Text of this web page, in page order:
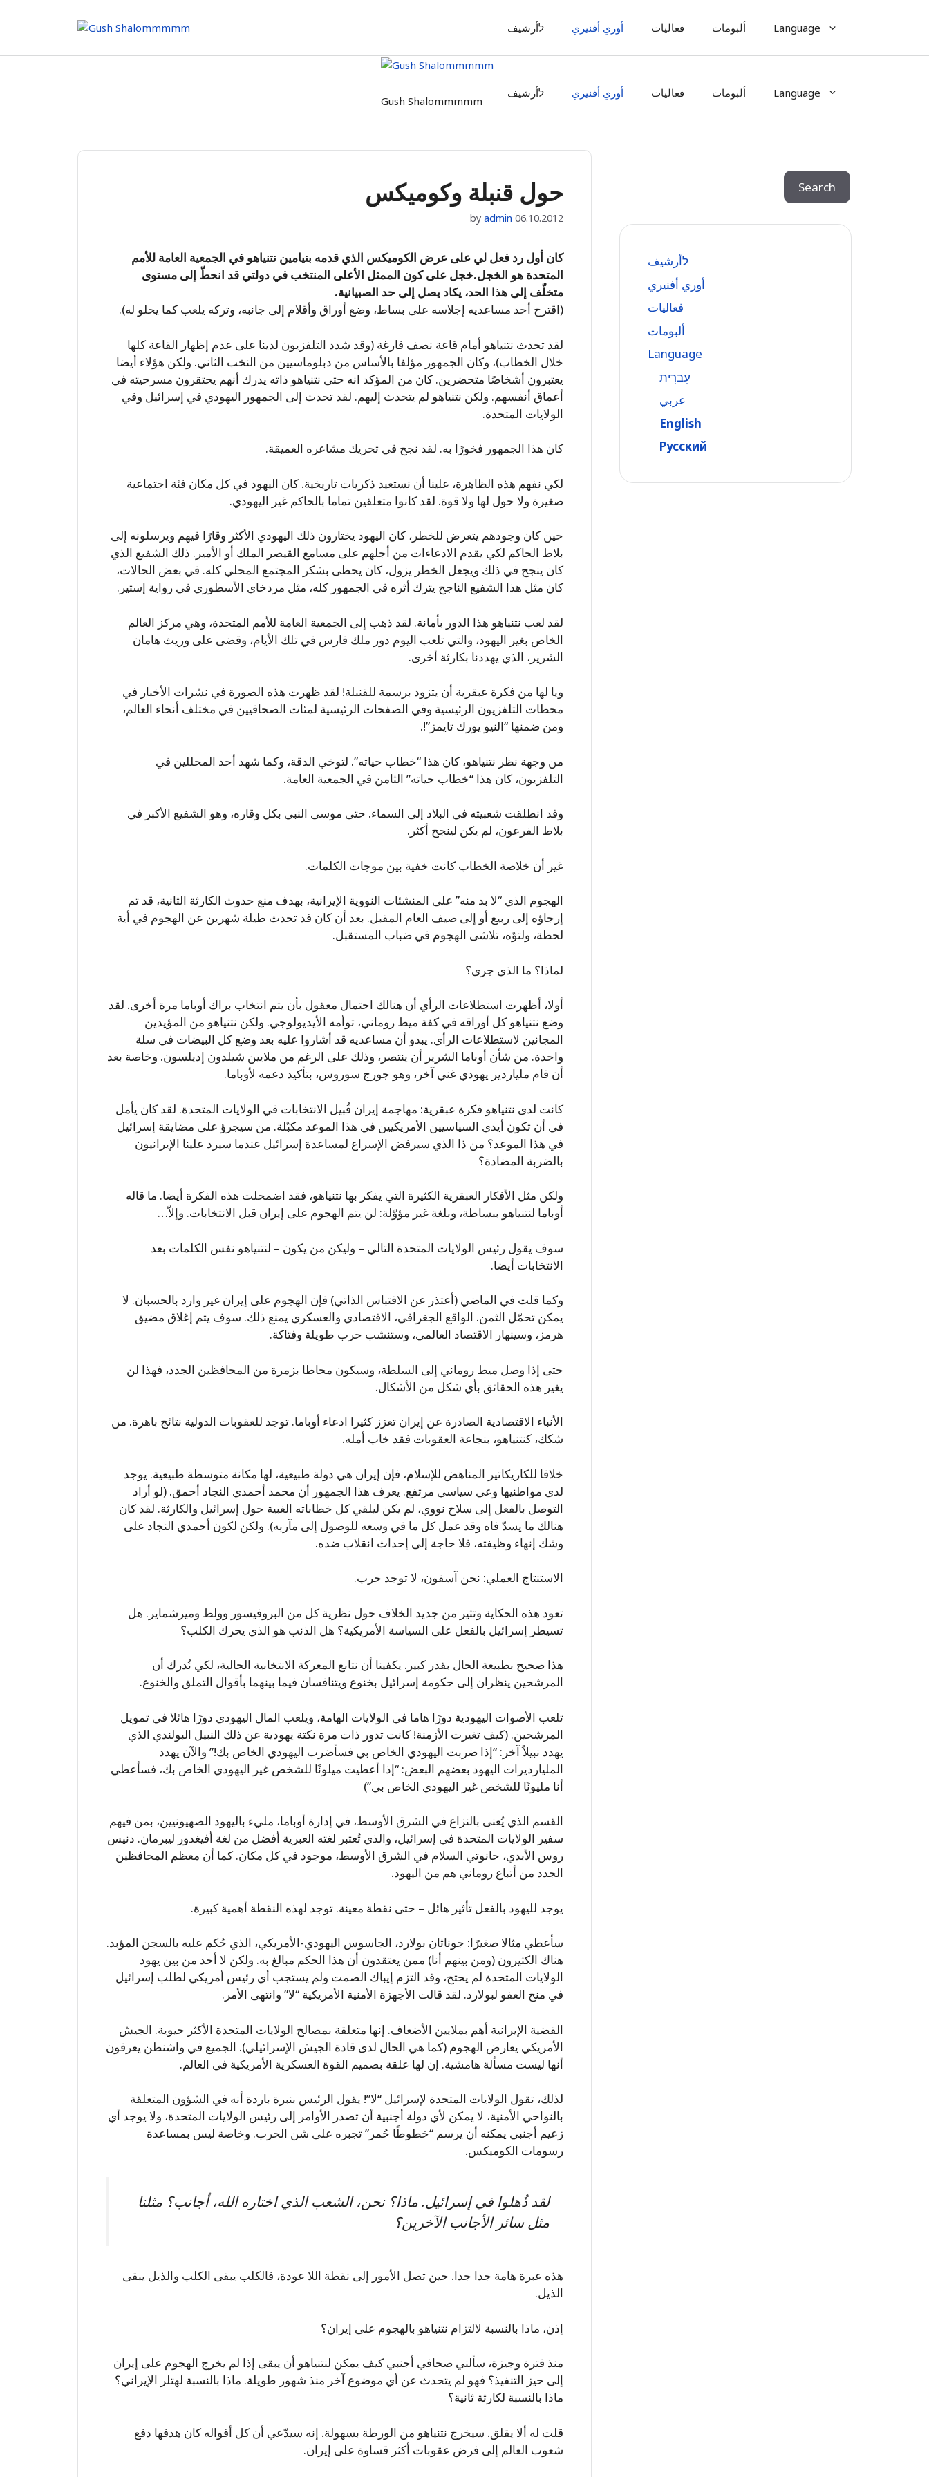
לأرشيف أوري أفنيري فعاليات ألبومات Language
Gush Shalommmmm
לأرشيف أوري أفنيري فعاليات ألبومات Language
حول قنبلة وكوميكس
06.10.2012
by admin
كان أول رد فعل لي على عرض الكوميكس الذي قدمه بنيامين نتنياهو في الجمعية العامة للأمم
المتحدة هو الخجل.خجل على كون الممثل الأعلى المنتخب في دولتي قد انحطّ إلى مستوى
متخلّف إلى هذا الحد، يكاد يصل إلى حد الصبيانية.
(اقترح أحد مساعديه إجلاسه على بساط، وضع أوراق وأقلام إلى جانبه، وتركه يلعب كما يحلو له).
لقد تحدث نتنياهو أمام قاعة نصف فارغة (وقد شدد التلفزيون لدينا على عدم إظهار القاعة كلها
خلال الخطاب)، وكان الجمهور مؤلفا بالأساس من دبلوماسيين من النخب الثاني. ولكن هؤلاء أيضا
يعتبرون أشخاصًا متحضرين. كان من المؤكد انه حتى نتنياهو ذاته يدرك أنهم يحتقرون مسرحيته في
أعماق أنفسهم. ولكن نتنياهو لم يتحدث إليهم. لقد تحدث إلى الجمهور اليهودي في إسرائيل وفي
الولايات المتحدة.
كان هذا الجمهور فخورًا به. لقد نجح في تحريك مشاعره العميقة.
لكي نفهم هذه الظاهرة، علينا أن نستعيد ذكريات تاريخية. كان اليهود في كل مكان فئة اجتماعية
صغيرة ولا حول لها ولا قوة. لقد كانوا متعلقين تماما بالحاكم غير اليهودي.
حين كان وجودهم يتعرض للخطر، كان اليهود يختارون ذلك اليهودي الأكثر وقارًا فيهم ويرسلونه إلى
بلاط الحاكم لكي يقدم الادعاءات من أجلهم على مسامع القيصر الملك أو الأمير. ذلك الشفيع الذي
كان ينجح في ذلك ويجعل الخطر يزول، كان يحظى بشكر المجتمع المحلي كله. في بعض الحالات،
كان مثل هذا الشفيع الناجح يترك أثره في الجمهور كله، مثل مردخاي الأسطوري في رواية إستير.
لقد لعب نتنياهو هذا الدور بأمانة. لقد ذهب إلى الجمعية العامة للأمم المتحدة، وهي مركز العالم
الخاص بغير اليهود، والتي تلعب اليوم دور ملك فارس في تلك الأيام، وقضى على وريث هامان
الشرير، الذي يهددنا بكارثة أخرى.
ويا لها من فكرة عبقرية أن يتزود برسمة للقنبلة! لقد ظهرت هذه الصورة في نشرات الأخبار في
محطات التلفزيون الرئيسية وفي الصفحات الرئيسية لمئات الصحافيين في مختلف أنحاء العالم،
ومن ضمنها “النيو يورك تايمز”!.
من وجهة نظر نتنياهو، كان هذا “خطاب حياته”. لتوخي الدقة، وكما شهد أحد المحللين في
التلفزيون، كان هذا “خطاب حياته” الثامن في الجمعية العامة.
وقد انطلقت شعبيته في البلاد إلى السماء. حتى موسى النبي بكل وقاره، وهو الشفيع الأكبر في
بلاط الفرعون، لم يكن لينجح أكثر.
غير أن خلاصة الخطاب كانت خفية بين موجات الكلمات.
الهجوم الذي “لا بد منه” على المنشئات النووية الإيرانية، بهدف منع حدوث الكارثة الثانية، قد تم
إرجاؤه إلى ربيع أو إلى صيف العام المقبل. بعد أن كان قد تحدث طيلة شهرين عن الهجوم في أية
لحظة، ولتوّه، تلاشى الهجوم في ضباب المستقبل.
لماذا؟ ما الذي جرى؟
أولا، أظهرت استطلاعات الرأي أن هنالك احتمال معقول بأن يتم انتخاب براك أوباما مرة أخرى. لقد
وضع نتنياهو كل أوراقه في كفة ميط روماني، توأمه الأيديولوجي. ولكن نتنياهو من المؤيدين
المجانين لاستطلاعات الرأي. يبدو أن مساعديه قد أشاروا عليه بعد وضع كل البيضات في سلة
واحدة. من شأن أوباما الشرير أن ينتصر، وذلك على الرغم من ملايين شيلدون إديلسون. وخاصة بعد
أن قام ملياردير يهودي غني آخر، وهو جورج سوروس، بتأكيد دعمه لأوباما.
كانت لدى نتنياهو فكرة عبقرية: مهاجمة إيران قُبيل الانتخابات في الولايات المتحدة. لقد كان يأمل
في أن تكون أيدي السياسيين الأمريكيين في هذا الموعد مكبّلة. من سيجرؤ على مضايقة إسرائيل
في هذا الموعد؟ من ذا الذي سيرفض الإسراع لمساعدة إسرائيل عندما سيرد علينا الإيرانيون
بالضربة المضادة؟
ولكن مثل الأفكار العبقرية الكثيرة التي يفكر بها نتنياهو، فقد اضمحلت هذه الفكرة أيضا. ما قاله
أوباما لنتنياهو ببساطة، وبلغة غير مؤوّلة: لن يتم الهجوم على إيران قبل الانتخابات. وإلاّ…
سوف يقول رئيس الولايات المتحدة التالي – وليكن من يكون – لنتنياهو نفس الكلمات بعد
الانتخابات أيضا.
وكما قلت في الماضي (أعتذر عن الاقتباس الذاتي) فإن الهجوم على إيران غير وارد بالحسبان. لا
يمكن تحمّل الثمن. الواقع الجغرافي، الاقتصادي والعسكري يمنع ذلك. سوف يتم إغلاق مضيق
هرمز، وسينهار الاقتصاد العالمي، وستنشب حرب طويلة وفتاكة.
حتى إذا وصل ميط روماني إلى السلطة، وسيكون محاطا بزمرة من المحافظين الجدد، فهذا لن
يغير هذه الحقائق بأي شكل من الأشكال.
الأنباء الاقتصادية الصادرة عن إيران تعزز كثيرا ادعاء أوباما. توجد للعقوبات الدولية نتائج باهرة. من
شكك، كنتنياهو، بنجاعة العقوبات فقد خاب أمله.
خلافا للكاريكاتير المناهض للإسلام، فإن إيران هي دولة طبيعية، لها مكانة متوسطة طبيعية. يوجد
لدى مواطنيها وعي سياسي مرتفع. يعرف هذا الجمهور أن محمد أحمدي النجاد أحمق. (لو أراد
التوصل بالفعل إلى سلاح نووي، لم يكن ليلقي كل خطاباته الغبية حول إسرائيل والكارثة. لقد كان
هنالك ما يسدّ فاه وقد عمل كل ما في وسعه للوصول إلى مآربه). ولكن لكون أحمدي النجاد على
وشك إنهاء وظيفته، فلا حاجة إلى إحداث انقلاب ضده.
الاستنتاج العملي: نحن آسفون، لا توجد حرب.
تعود هذه الحكاية وتثير من جديد الخلاف حول نظرية كل من البروفيسور وولط وميرشماير. هل
تسيطر إسرائيل بالفعل على السياسة الأمريكية؟ هل الذنب هو الذي يحرك الكلب؟
هذا صحيح بطبيعة الحال بقدر كبير. يكفينا أن نتابع المعركة الانتخابية الحالية، لكي نُدرك أن
المرشحين ينظران إلى حكومة إسرائيل بخنوع ويتنافسان فيما بينهما بأقوال التملق والخنوع.
تلعب الأصوات اليهودية دورًا هاما في الولايات الهامة، ويلعب المال اليهودي دورًا هائلا في تمويل
المرشحين. (كيف تغيرت الأزمنة! كانت تدور ذات مرة نكتة يهودية عن ذلك النبيل البولندي الذي
يهدد نبيلاً آخر: “إذا ضربت اليهودي الخاص بي فسأضرب اليهودي الخاص بك!” والآن يهدد
المليارديرات اليهود بعضهم البعض: “إذا أعطيت ميلونًا للشخص غير اليهودي الخاص بك، فسأعطي
أنا مليونًا للشخص غير اليهودي الخاص بي”)
القسم الذي يُعنى بالنزاع في الشرق الأوسط، في إدارة أوباما، مليء باليهود الصهيونيين، بمن فيهم
سفير الولايات المتحدة في إسرائيل، والذي تُعتبر لغته العبرية أفضل من لغة أفيغدور ليبرمان. دنيس
روس الأبدي، حانوتي السلام في الشرق الأوسط، موجود في كل مكان. كما أن معظم المحافظين
الجدد من أتباع روماني هم من اليهود.
يوجد لليهود بالفعل تأثير هائل – حتى نقطة معينة. توجد لهذه النقطة أهمية كبيرة.
سأعطي مثالا صغيرًا: جوناثان بولارد، الجاسوس اليهودي-الأمريكي، الذي حُكم عليه بالسجن المؤبد.
هناك الكثيرون (ومن بينهم أنا) ممن يعتقدون أن هذا الحكم مبالغ به. ولكن لا أحد من بين يهود
الولايات المتحدة لم يحتج، وقد التزم إيباك الصمت ولم يستجب أي رئيس أمريكي لطلب إسرائيل
في منح العفو لبولارد. لقد قالت الأجهزة الأمنية الأمريكية “لا” وانتهى الأمر.
القضية الإيرانية أهم بملايين الأضعاف. إنها متعلقة بمصالح الولايات المتحدة الأكثر حيوية. الجيش
الأمريكي يعارض الهجوم (كما هي الحال لدى قادة الجيش الإسرائيلي). الجميع في واشنطن يعرفون
أنها ليست مسألة هامشية. إن لها علقة بصميم القوة العسكرية الأمريكية في العالم.
لذلك، تقول الولايات المتحدة لإسرائيل “لا”! يقول الرئيس بنبرة باردة أنه في الشؤون المتعلقة
بالنواحي الأمنية، لا يمكن لأي دولة أجنبية أن تصدر الأوامر إلى رئيس الولايات المتحدة، ولا يوجد أي
زعيم أجنبي يمكنه أن يرسم “خطوطًا حُمر” تجبره على شن الحرب. وخاصة ليس بمساعدة
رسومات الكوميكس.
لقد ذُهلوا في إسرائيل. ماذا؟ نحن، الشعب الذي اختاره الله، أجانب؟ مثلنا
مثل سائر الأجانب الآخرين؟
هذه عبرة هامة جدا جدا. حين تصل الأمور إلى نقطة اللا عودة، فالكلب يبقى الكلب والذيل يبقى
الذيل.
إذن، ماذا بالنسبة لالتزام نتنياهو بالهجوم على إيران؟
منذ فترة وجيزة، سألني صحافي أجنبي كيف يمكن لنتنياهو أن يبقى إذا لم يخرج الهجوم على إيران
إلى حيز التنفيذ؟ فهو لم يتحدث عن أي موضوع آخر منذ شهور طويلة. ماذا بالنسبة لهتلر الإيراني؟
ماذا بالنسبة لكارثة ثانية؟
قلت له ألا يقلق. سيخرج نتنياهو من الورطة بسهولة. إنه سيدّعي أن كل أقواله كان هدفها دفع
شعوب العالم إلى فرض عقوبات أكثر قساوة على إيران.
Search
לأرشيف
أوري أفنيري
فعاليات
ألبومات
Language
עִברִית
عربي
English
Русский